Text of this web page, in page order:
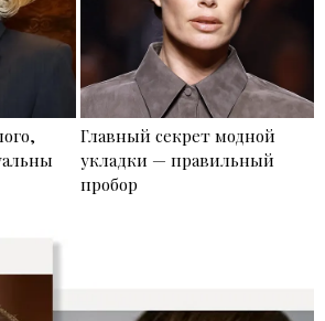
Главный секрет модной
укладки — правильный
пробор